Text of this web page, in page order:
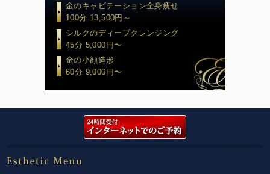
金のキャビテーション全身痩せ
100分 13,500円～
シルクのディープクレンジング
45分 5,000円〜
金の小顔造形
60分 9,000円〜